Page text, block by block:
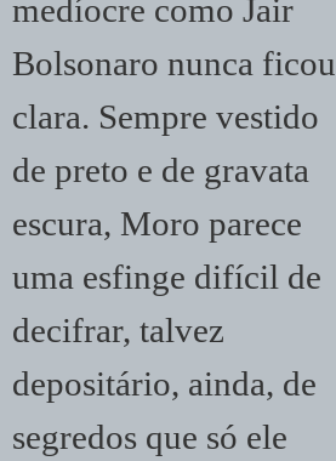
medíocre como Jair
Bolsonaro nunca ficou
clara. Sempre vestido
de preto e de gravata
escura, Moro parece
uma esfinge difícil de
decifrar, talvez
depositário, ainda, de
segredos que só ele